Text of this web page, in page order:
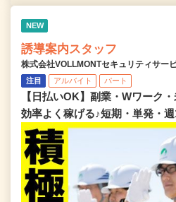
NEW
誘導案内スタッフ
株式会社VOLLMONTセキュリティサー
注目 アルバイト パート
【日払いOK】副業・Wワーク
効率よく稼げる♪短期・単発・週